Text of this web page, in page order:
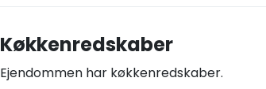
Køkkenredskaber
Ejendommen har køkkenredskaber.